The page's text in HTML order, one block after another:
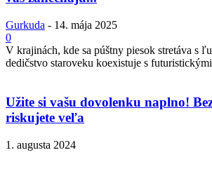
Gurkuda - 14. mája 2025
0
V krajinách, kde sa púštny piesok stretáva s
dedičstvo staroveku koexistuje s
Užite si vašu dovolenku naplno!
riskujete veľa
1. augusta 2024